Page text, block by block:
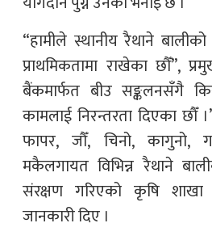
“हामीले स्थानीय रैथाने
प्राथमिकतामा राखेका छौँ”,
बैंकमार्फत बीउ सङ्कलनसँगै
कामलाई निरन्तरता दिएका छौँ
फापर, जौँ, चिनो, कागुनो,
मकैलगायत विभिन्न रैथाने
संरक्षण गरिएको कृषि शाखा
जानकारी दिए ।